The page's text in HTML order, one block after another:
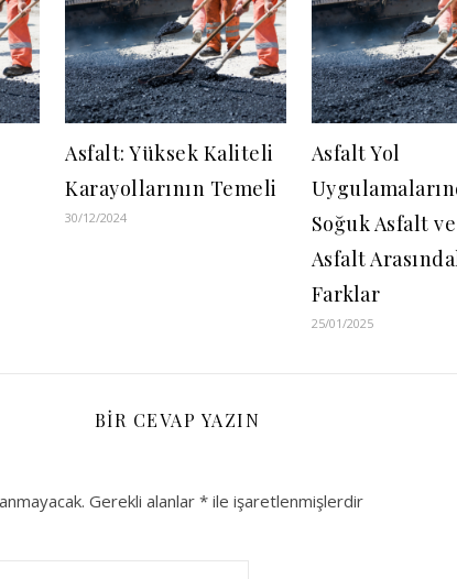
Asfalt: Yüksek Kaliteli
Karayollarının Temeli
30/12/2024
Asfalt Yol
Soğuk Asfalt ve
Asfalt
Farklar
25/01/2025
BIR CEVAP YAZIN
Gerekli alanlar * ile işaretlenmişlerdir